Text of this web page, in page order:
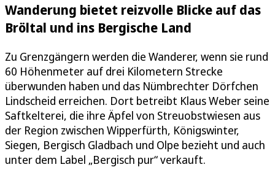
Wanderung bietet reizvolle Blicke auf das
Bröltal und ins Bergische Land
Zu Grenzgängern werden die Wanderer, wenn sie rund
60 Höhenmeter auf drei Kilometern Strecke
überwunden haben und das Nümbrechter Dörfchen
Lindscheid erreichen. Dort betreibt Klaus Weber seine
Saftkelterei, die ihre Äpfel von Streuobstwiesen aus
der Region zwischen Wipperfürth, Königswinter,
Siegen, Bergisch Gladbach und Olpe bezieht und auch
unter dem Label „Bergisch pur“ verkauft.